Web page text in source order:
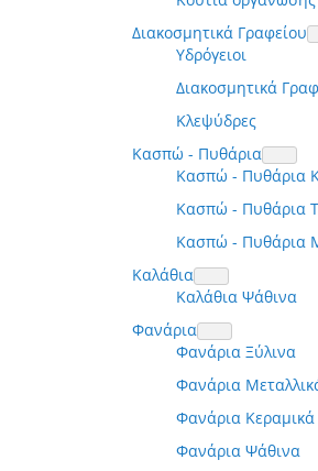
Διακοσμητικά Γραφείου
Υδρόγειοι
Διακοσμητικά
Κλεψύδρες
Κασπώ - Πυθάρια
Κασπώ - Πυθάρια
Κασπώ - Πυθάρια
Κασπώ - Πυθάρια
Καλάθια
Καλάθια Ψάθινα
Φανάρια
Φανάρια Ξύλινα
Φανάρια
Φανάρια Κεραμικά
Φανάρια Ψάθινα